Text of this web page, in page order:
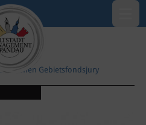
20. Treffen Gebietsfondsjury